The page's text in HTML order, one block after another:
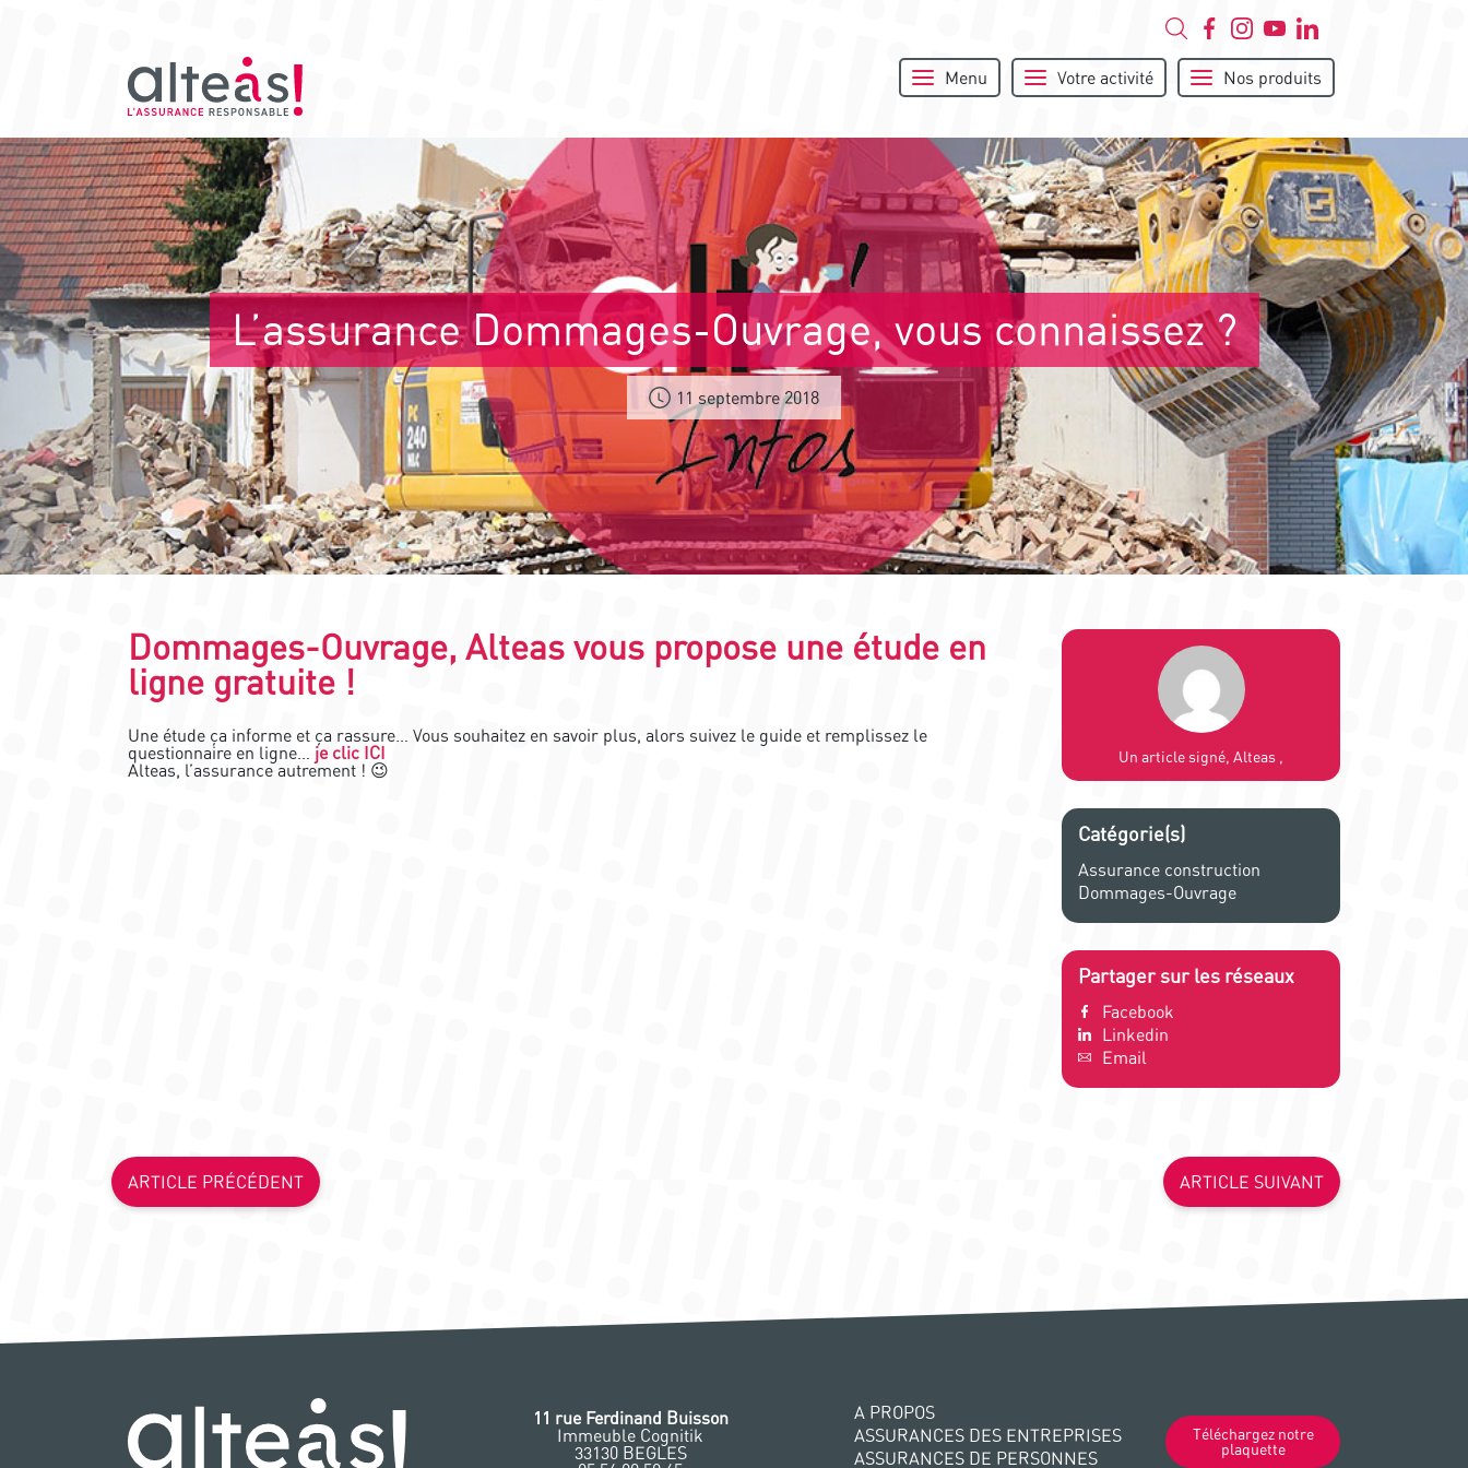
Menu Votre activité Nos produits
L’assurance Dommages-Ouvrage, vous connaissez ?
11 septembre 2018
Dommages-Ouvrage, Alteas vous propose une étude en
ligne gratuite !
Une étude ça informe et ça rassure… Vous souhaitez en savoir plus, alors suivez le guide et remplissez le
questionnaire en ligne…
je clic ICI
Alteas, l’assurance autrement ! 😉
Un article signé, Alteas ,
Catégorie(s)
Assurance construction
Dommages-Ouvrage
Partager sur les réseaux
Facebook
Linkedin
Email
ARTICLE PRÉCÉDENT ARTICLE SUIVANT
11 rue Ferdinand Buisson
Immeuble Cognitik
33130 BEGLES
A PROPOS
ASSURANCES DES ENTREPRISES
ASSURANCES DE PERSONNES
Téléchargez notre
plaquette